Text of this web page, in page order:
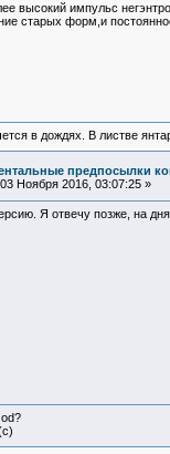
высокий импульс
старых форм,и
в дождях. В листве
предпосылки
03 Ноября 2016, 03:07:25 »
Я отвечу позже, на